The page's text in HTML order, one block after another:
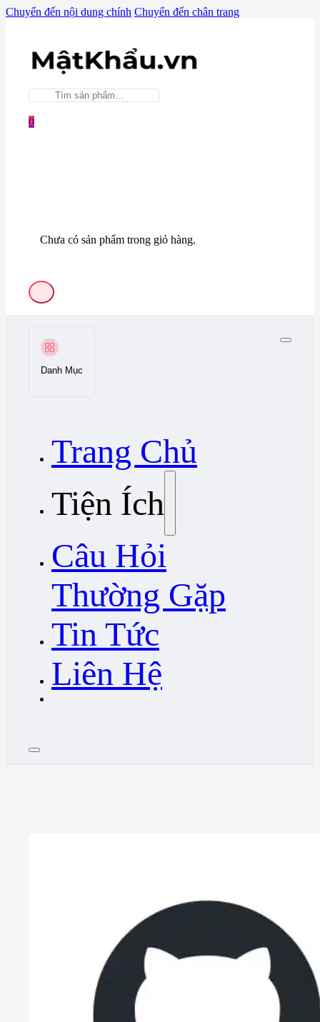
Chuyển đến nội dung chính Chuyển đến chân trang
0
Chưa có sản phẩm trong giỏ hàng.
Danh Mục
Trang Chủ
Tiện Ích
Câu Hỏi
Thường Gặp
Tin Tức
Liên Hệ